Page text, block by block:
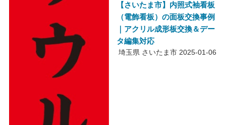
【さいたま市】内照式袖看板
（電飾看板）の面板交換事例
｜アクリル成形板交換＆デー
タ編集対応
埼玉県 さいたま市 2025-01-06